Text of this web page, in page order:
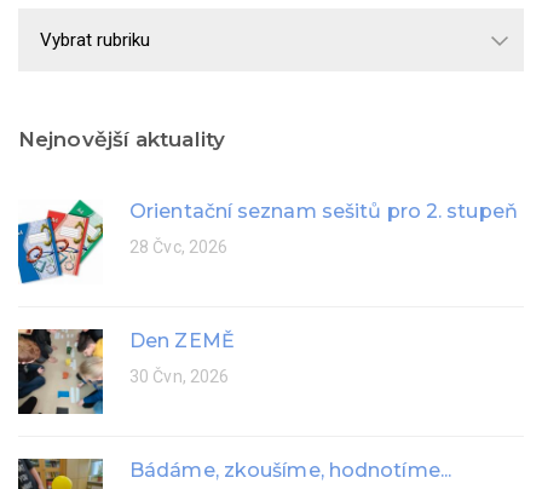
rok
Nejnovější aktuality
Orientační seznam sešitů pro 2. stupeň
28 Čvc, 2026
Den ZEMĚ
30 Čvn, 2026
Bádáme, zkoušíme, hodnotíme...